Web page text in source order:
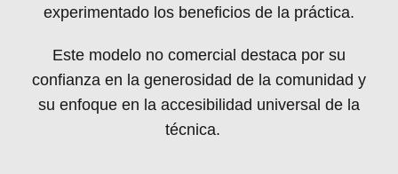
experimentado los beneficios de la práctica.
Este modelo no comercial destaca por su
confianza en la generosidad de la comunidad y
su enfoque en la accesibilidad universal de la
técnica.